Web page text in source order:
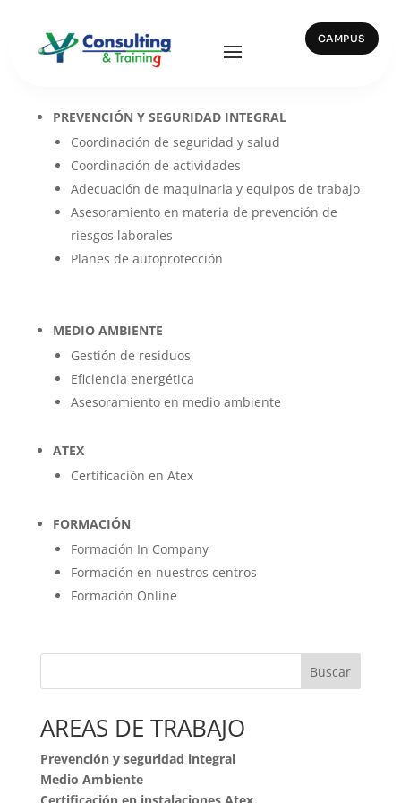
CAMPUS
SERVICIOS
PREVENCIÓN Y SEGURIDAD INTEGRAL
Coordinación de seguridad y salud
Coordinación de actividades
Adecuación de maquinaria y equipos de trabajo
Asesoramiento en materia de prevención de
riesgos laborales
Planes de autoprotección
MEDIO AMBIENTE
Gestión de residuos
Eficiencia energética
Asesoramiento en medio ambiente
ATEX
Certificación en Atex
FORMACIÓN
Formación In Company
Formación en nuestros centros
Formación Online
Buscar
AREAS DE TRABAJO
Prevención y seguridad integral
Medio Ambiente